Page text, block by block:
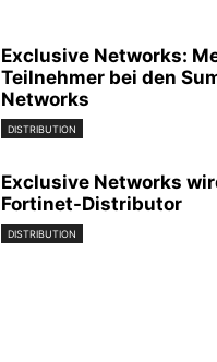
Exclusive Networks:
Teilnehmer bei den
Networks
DISTRIBUTION
Exclusive Networks
Fortinet-Distributor
DISTRIBUTION